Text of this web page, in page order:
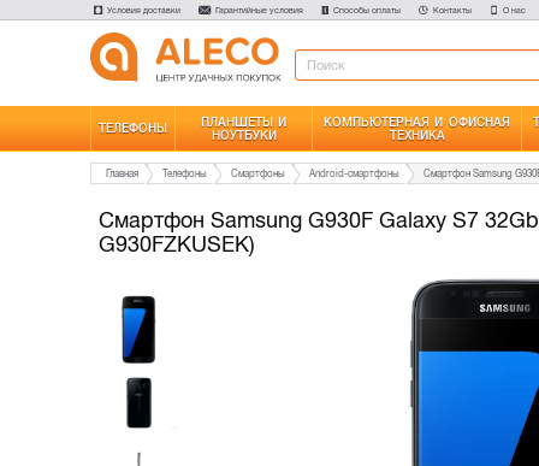
Условия доставки Гарантийные условия Способы оплаты Контакты О нас
ТЕЛЕФОНЫ
ПЛАНШЕТЫ И
НОУТБУКИ
КОМПЬЮТЕРНАЯ И ОФИСНАЯ
ТЕХНИКА
Главная Телефоны Смартфоны Android-смартфоны
Смартфон Samsung G930F Galaxy S7
G930FZKUSEK)